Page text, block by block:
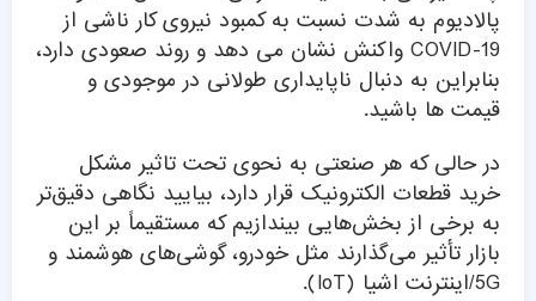
پالادیوم به شدت نسبت به کمبود نیروی کار ناشی از
COVID-19 واکنش نشان می دهد و روند صعودی دارد،
بنابراین به دنبال ناپایداری طولانی در موجودی و
قیمت ها باشید.
در حالی که هر صنعتی به نحوی تحت تاثیر مشکل
خرید قطعات الکترونیک قرار دارد، بیایید نگاهی دقیق‌تر
به برخی از بخش‌هایی بیندازیم که مستقیماً بر این
بازار تأثیر می‌گذارند مثل خودرو، گوشی‌های هوشمند و
5G/اینترنت اشیا (IoT).